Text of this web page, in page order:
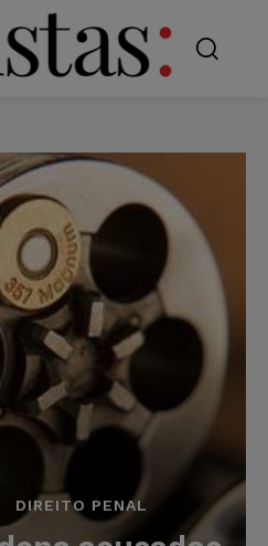
DIREITO PENAL